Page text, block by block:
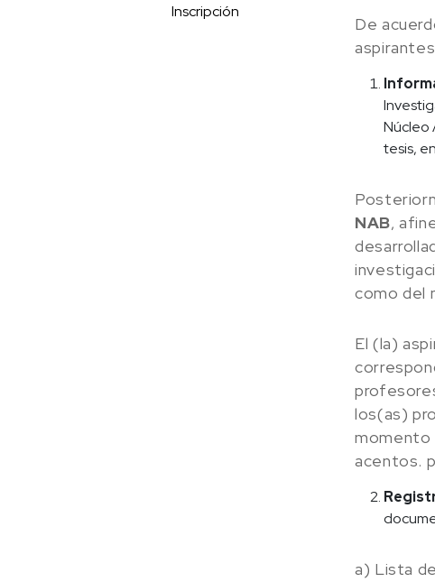
Inscripción
De
Núcleo
tesis,
NAB,
como del
El (la)
los(as)
momento
acentos.
a) Lista